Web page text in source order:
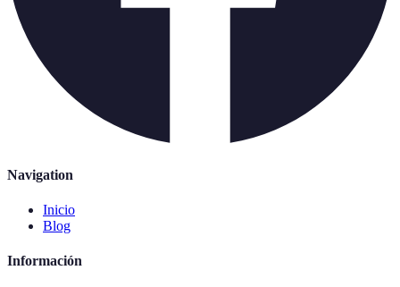
Navigation
Inicio
Blog
Información